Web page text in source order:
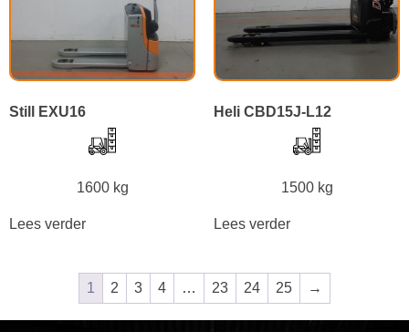
Still EXU16
1600 kg
Lees verder
Heli CBD15J-L12
1500 kg
Lees verder
1 2 3 4 … 23 24 25 →